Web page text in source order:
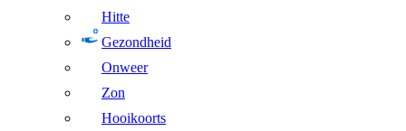
Hitte
Gezondheid
Onweer
Zon
Hooikoorts